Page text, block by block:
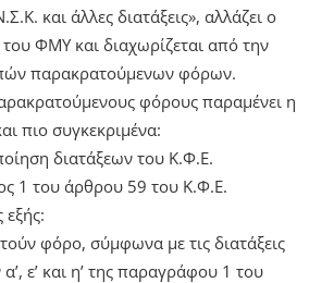
και άλλες διατάξεις», αλλάζει ο
ΦΜΥ και διαχωρίζεται από την
παρακρατούμενων φόρων.
φόρους παραμένει η
πιο συγκεκριμένα:
διατάξεων του Κ.Φ.Ε.
1 του άρθρου 59 του Κ.Φ.Ε.
εξής:
φόρο, σύμφωνα με τις διατάξεις
ε’ και η’ της παραγράφου 1 του